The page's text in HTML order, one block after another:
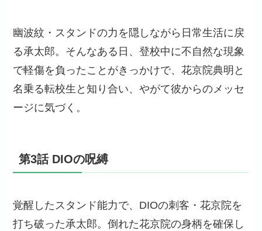
幽波紋・スタンドの力を隠しながら日常生活に戻
る承太郎。そんなある日、登校中に不自然な現象
で軽傷を負ったことがきっかけで、花京院典明と
名乗る転校生と知り合い、やがて彼からのメッセ
ージに気づく。
第3話 DIOの呪縛
覚醒したスタンド能力で、DIOの刺客・花京院を
打ち破った承太郎。倒れた花京院の身柄を確保し